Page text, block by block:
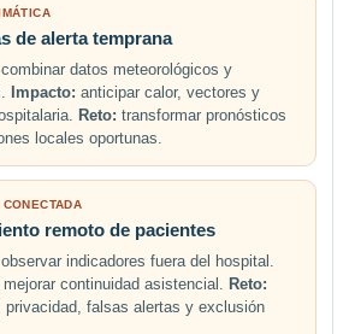
de alerta temprana
combinar datos meteorológicos y
Impacto: anticipar calor, vectores y
Reto: transformar pronósticos
locales oportunas.
remoto de pacientes
observar indicadores fuera del hospital.
mejorar continuidad asistencial. Reto:
privacidad, falsas alertas y exclusión